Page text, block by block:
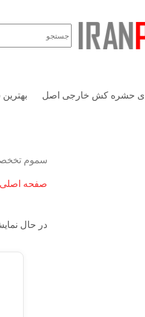
حشره کش خارجی اصل
سموم
صفحه اصلی
در حال